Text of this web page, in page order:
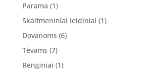
Parama (1)
Skaitmeniniai leidiniai (1)
Dovanoms (6)
Tėvams (7)
Renginiai (1)